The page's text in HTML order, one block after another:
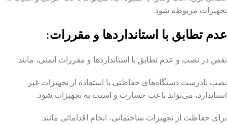
تجهیزات مربوطه شود.
عدم تطابق با استانداردها و مقررات:
نقص در نصب و عدم تطابق با استانداردها و مقررات ایمنی، مانند:
نصب نادرست دستگاه‌های حفاظتی یا استفاده از تجهیزات غیر
استاندارد، می‌تواند باعث خسارت و اسیب به تجهیزات شود.
برای حفاظت از تجهیزات ساختمانی، انجام اقداماتی مانند: